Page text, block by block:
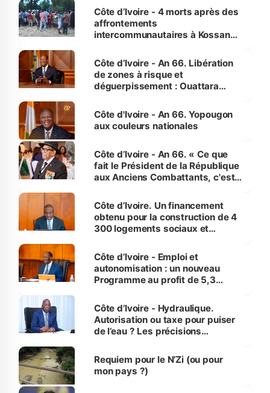
générations futures »
Côte d’Ivoire - 4 morts après des
affrontements
intercommunautaires à Kossandji
milieu des sinistrés
Côte d’Ivoire - An 66. Libération
de zones à risque et
déguerpissement : Ouattara
l'Etat de droit pour préserver les
vies humaines »
Côte d'Ivoire - An 66. Yopougon
aux couleurs nationales
Côte d’Ivoire - An 66. « Ce que
fait le Président de la République
aux Anciens Combattants, c'est
Côte d’Ivoire. Un financement
obtenu pour la construction de 4
300 logements sociaux et
et Yamoussoukro
Côte d’Ivoire - Emploi et
autonomisation : un nouveau
Programme au profit de 5,3
Côte d’Ivoire - Hydraulique.
Autorisation ou taxe pour puiser
de l’eau ? Les précisions
Requiem pour le N’Zi (ou pour
mon pays ?)